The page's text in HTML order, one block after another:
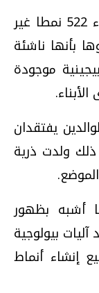
ومن بين هذه الحالات اكتشف العلماء 522 نمطا غير
حالة وصفوها بأنها ناشئة
موجودة
يفتقدان
ولدت ذرية
أشبه بظهور
بيولوجية
إنشاء أنماط